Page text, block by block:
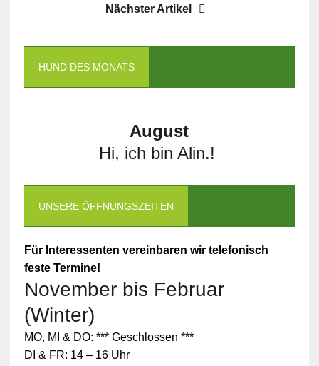
Nächster Artikel
HUND DES MONATS
August
Hi, ich bin Alin.!
UNSERE ÖFFNUNGSZEITEN
Für Interessenten vereinbaren wir telefonisch
feste Termine!
November bis Februar
(Winter)
MO, MI & DO: *** Geschlossen ***
DI & FR: 14 – 16 Uhr